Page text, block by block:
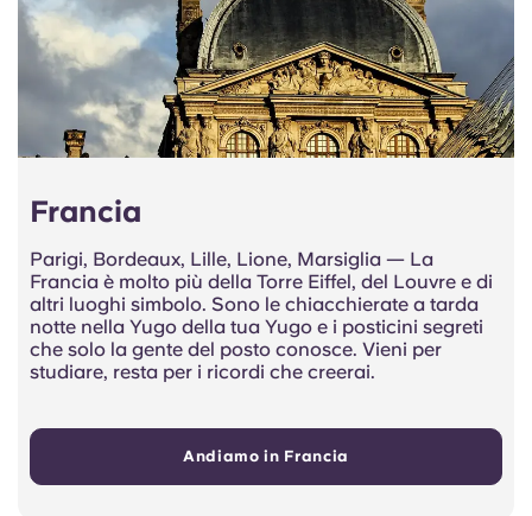
Francia
Parigi, Bordeaux, Lille, Lione, Marsiglia — La
Francia è molto più della Torre Eiffel, del Louvre e di
altri luoghi simbolo. Sono le chiacchierate a tarda
notte nella Yugo della tua Yugo e i posticini segreti
che solo la gente del posto conosce. Vieni per
studiare, resta per i ricordi che creerai.
Andiamo in Francia